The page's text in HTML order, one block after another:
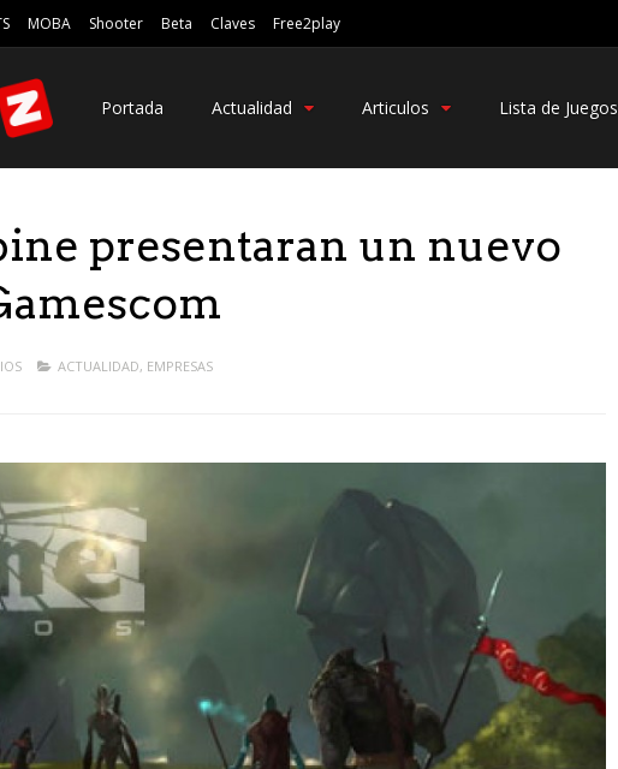
MOBA Shooter Beta Claves Free2play
Portada Actualidad Articulos Lista de Juegos
presentaran un nuevo
ACTUALIDAD, EMPRESAS